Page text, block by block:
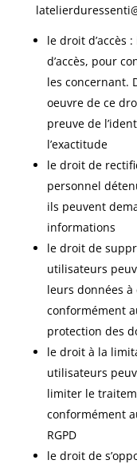
le droit d’accès
d’accès, pour
les concernant.
oeuvre de ce
preuve de
l’exactitude
le droit de
personnel
ils peuvent
informations
le droit de
utilisateurs
leurs données
conformément
protection des
le droit à la
utilisateurs
limiter le
conformément
RGPD
le droit de